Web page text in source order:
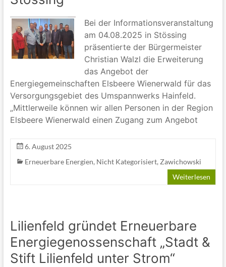
Bei der Informationsveranstaltung
am 04.08.2025 in Stössing
präsentierte der Bürgermeister
Christian Walzl die Erweiterung
das Angebot der
Energiegemeinschaften Elsbeere Wienerwald für das
Versorgungsgebiet des Umspannwerks Hainfeld.
„Mittlerweile können wir allen Personen in der Region
Elsbeere Wienerwald einen Zugang zum Angebot
6. August 2025
Erneuerbare Energien, Nicht Kategorisiert, Zawichowski
Weiterlesen
Lilienfeld gründet Erneuerbare
Energiegenossenschaft „Stadt &
Stift Lilienfeld unter Strom“